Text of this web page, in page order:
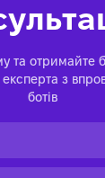
та отримайте
експерта з
ботів